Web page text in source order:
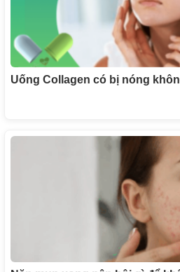
Uống Collagen có bị nóng